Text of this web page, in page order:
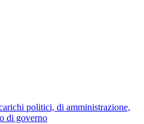
politici, di amministrazione,
di governo